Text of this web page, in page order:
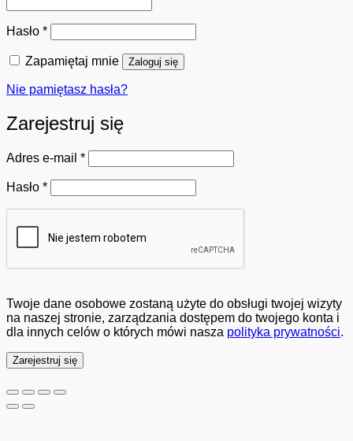
Hasło *Wymagane
Zapamiętaj mnie Zaloguj się
Nie pamiętasz hasła?
Zarejestruj się
Adres e-mail *Wymagane
Hasło *Wymagane
Twoje dane osobowe zostaną użyte do obsługi twojej wizyty
na naszej stronie, zarządzania dostępem do twojego konta i
dla innych celów o których mówi nasza polityka prywatności.
Zarejestruj się